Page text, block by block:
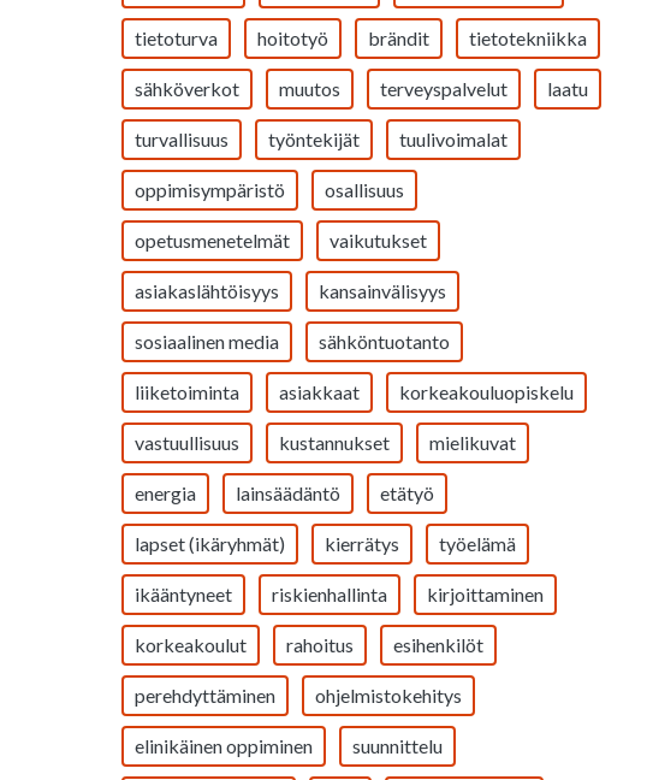
tietoturva hoitotyö brändit tietotekniikka
sähköverkot muutos terveyspalvelut laatu
turvallisuus työntekijät tuulivoimalat
oppimisympäristö osallisuus
opetusmenetelmät vaikutukset
asiakaslähtöisyys kansainvälisyys
sosiaalinen media sähköntuotanto
liiketoiminta asiakkaat korkeakouluopiskelu
vastuullisuus kustannukset mielikuvat
energia lainsäädäntö etätyö
lapset (ikäryhmät) kierrätys työelämä
ikääntyneet riskienhallinta kirjoittaminen
korkeakoulut rahoitus esihenkilöt
perehdyttäminen ohjelmistokehitys
elinikäinen oppiminen suunnittelu